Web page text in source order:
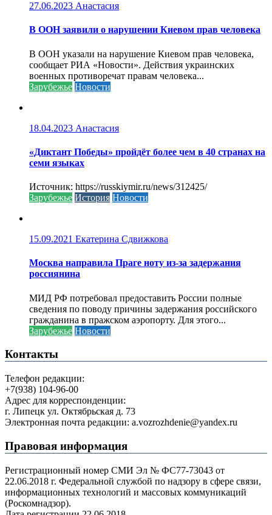
27.06.2023 Анастасия
В ООН заявили о нарушении Киевом прав человека
В ООН указали на нарушение Киевом прав человека,
сообщает РИА «Новости». Действия украинских
военных противоречат правам человека...
Зарубежье Новости
18.04.2023 Анастасия
«Диктант Победы» пройдёт более чем в 40 странах на
семи языках
Источник: https://russkiymir.ru/news/312425/
Зарубежье История Новости
15.09.2021 Екатерина Сдвижкова
Москва направила Праге ноту из-за задержания
россиянина
МИД РФ потребовал предоставить России полные
сведения по поводу причины задержания российского
гражданина в пражском аэропорту. Для этого...
Зарубежье Новости
Контакты
Телефон редакции:
+7(938) 104-96-00
Адрес для корреспонденции:
г. Липецк ул. Октябрьская д. 73
Электронная почта редакции: a.vozrozhdenie@yandex.ru
Правовая информация
Регистрационный номер СМИ Эл № ФС77-73043 от
22.06.2018 г. Федеральной службой по надзору в сфере связи,
информационных технологий и массовых коммуникаций
(Роскомнадзор).